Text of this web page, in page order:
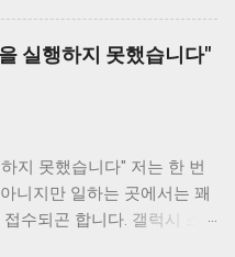
어느정도 완성이 된 상태에
집과 CSS를 조작하여 완성
인적으로는 상당히 깔끔해
느낌이었다면 구글 블로거
니다. 그러면 어떻게 적용시
아보겠습니다. 현재 본 블로
구글블로거 테마가 적용되
실행하지 못했습니다"
지 못했습니다" 저는 한 번
니지만 일하는 곳에서는 꽤
수되곤 합니다. 갤럭시 스